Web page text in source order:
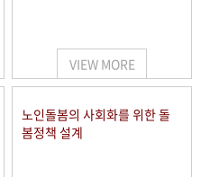
VIEW MORE
노인돌봄의 사회화를 위한 돌
봄정책 설계